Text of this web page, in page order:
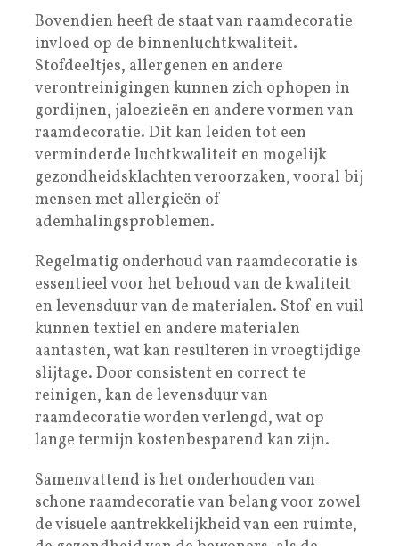
Bovendien heeft de staat van raamdecoratie
invloed op de binnenluchtkwaliteit.
Stofdeeltjes, allergenen en andere
verontreinigingen kunnen zich ophopen in
gordijnen, jaloezieën en andere vormen van
raamdecoratie. Dit kan leiden tot een
verminderde luchtkwaliteit en mogelijk
gezondheidsklachten veroorzaken, vooral bij
mensen met allergieën of
ademhalingsproblemen.
Regelmatig onderhoud van raamdecoratie is
essentieel voor het behoud van de kwaliteit
en levensduur van de materialen. Stof en vuil
kunnen textiel en andere materialen
aantasten, wat kan resulteren in vroegtijdige
slijtage. Door consistent en correct te
reinigen, kan de levensduur van
raamdecoratie worden verlengd, wat op
lange termijn kostenbesparend kan zijn.
Samenvattend is het onderhouden van
schone raamdecoratie van belang voor zowel
de visuele aantrekkelijkheid van een ruimte,